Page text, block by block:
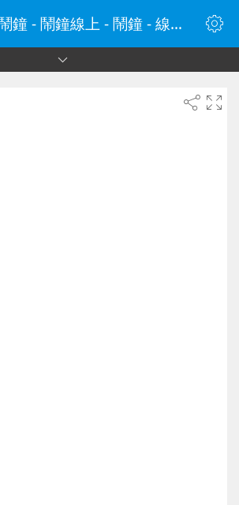
下午11:04鬧鐘 - 鬧鐘線上 - 鬧鐘 - 線上鬧鐘 - 在線鬧鐘 - 鬧鐘在線 - naozhong.tw